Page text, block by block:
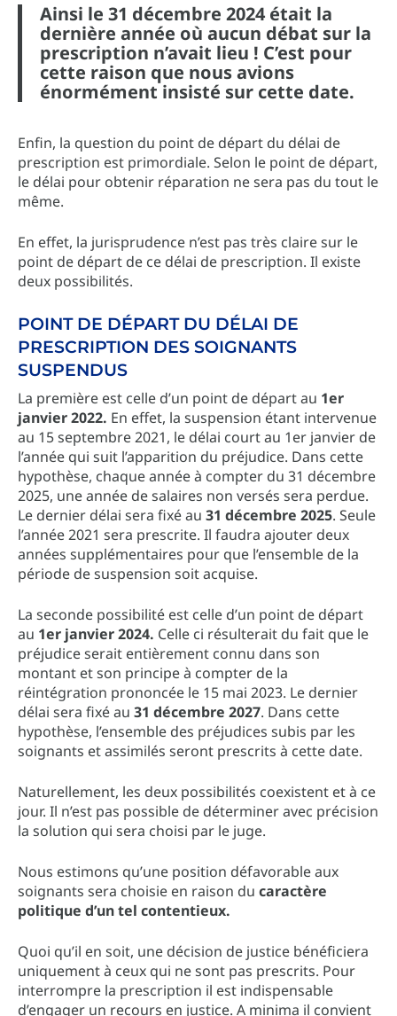
Ainsi le 31 décembre 2024 était la
dernière année où aucun débat sur la
prescription n’avait lieu ! C’est pour
cette raison que nous avions
énormément insisté sur cette date.
Enfin, la question du point de départ du délai de
prescription est primordiale. Selon le point de départ,
le délai pour obtenir réparation ne sera pas du tout le
même.
En effet, la jurisprudence n’est pas très claire sur le
point de départ de ce délai de prescription. Il existe
deux possibilités.
POINT DE DÉPART DU DÉLAI DE
PRESCRIPTION DES SOIGNANTS
SUSPENDUS
La première est celle d’un point de départ au 1er
janvier 2022. En effet, la suspension étant intervenue
au 15 septembre 2021, le délai court au 1er janvier de
l’année qui suit l’apparition du préjudice. Dans cette
hypothèse, chaque année à compter du 31 décembre
2025, une année de salaires non versés sera perdue.
Le dernier délai sera fixé au 31 décembre 2025. Seule
l’année 2021 sera prescrite. Il faudra ajouter deux
années supplémentaires pour que l’ensemble de la
période de suspension soit acquise.
La seconde possibilité est celle d’un point de départ
au 1er janvier 2024. Celle ci résulterait du fait que le
préjudice serait entièrement connu dans son
montant et son principe à compter de la
réintégration prononcée le 15 mai 2023. Le dernier
délai sera fixé au 31 décembre 2027. Dans cette
hypothèse, l’ensemble des préjudices subis par les
soignants et assimilés seront prescrits à cette date.
Naturellement, les deux possibilités coexistent et à ce
jour. Il n’est pas possible de déterminer avec précision
la solution qui sera choisi par le juge.
Nous estimons qu’une position défavorable aux
soignants sera choisie en raison du caractère
politique d’un tel contentieux.
Quoi qu’il en soit, une décision de justice bénéficiera
uniquement à ceux qui ne sont pas prescrits. Pour
interrompre la prescription il est indispensable
d’engager un recours en justice. A minima il convient